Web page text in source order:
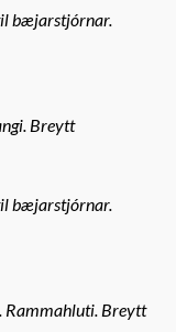
bæjarstjórnar.
Breytt
bæjarstjórnar.
Rammahluti. Breytt